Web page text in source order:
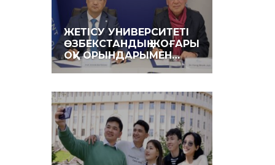
ЖЕТІСУ УНИВЕРСИТЕТІ
ӨЗБЕКСТАНДЫҚ ЖОҒАРЫ
ОҚУ ОРЫНДАРЫМЕН…